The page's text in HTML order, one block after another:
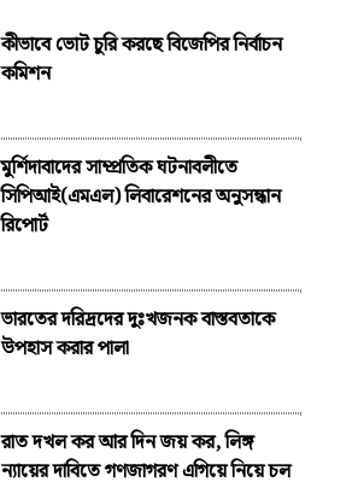
কীভাবে ভোট চুরি করছে বিজেপির নির্বাচন
কমিশন
মুর্শিদাবাদের সাম্প্রতিক ঘটনাবলীতে
সিপিআই(এমএল) লিবারেশনের অনুসন্ধান
রিপোর্ট
ভারতের দরিদ্রদের দুঃখজনক বাস্তবতাকে
উপহাস করার পালা
রাত দখল কর আর দিন জয় কর, লিঙ্গ
ন্যায়ের দাবিতে গণজাগরণ এগিয়ে নিয়ে চল